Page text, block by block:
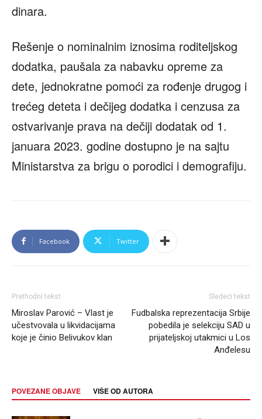
dinara.
Rešenje o nominalnim iznosima roditeljskog
dodatka, paušala za nabavku opreme za
dete, jednokratne pomoći za rođenje drugog i
trećeg deteta i dečijeg dodatka i cenzusa za
ostvarivanje prava na dečiji dodatak od 1.
januara 2023. godine dostupno je na sajtu
Ministarstva za brigu o porodici i demografiju.
Facebook Twitter
Prethodni tekst
Miroslav Parović – Vlast je
učestvovala u likvidacijama
koje je činio Belivukov klan
Sledeći tekst
Fudbalska reprezentacija Srbije
pobedila je selekciju SAD u
prijateljskoj utakmici u Los
Anđelesu
POVEZANE OBJAVE VIŠE OD AUTORA